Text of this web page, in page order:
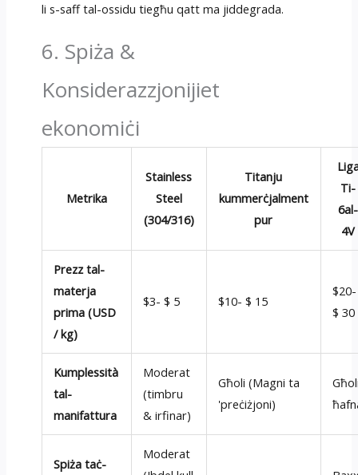
li s-saff tal-ossidu tiegħu qatt ma jiddegrada.
6. Spiża &
Konsiderazzjonijiet
ekonomiċi
Metrika
Stainless
Steel
(304/316)
Titanju
kummerċjalment
pur
Ti-
6al-
4V
Prezz tal-
materja
prima (USD
/ kg)
$3- $ 5 $10- $ 15
$20-
$ 30
Kumplessità
tal-
manifattura
Moderat
(timbru
& irfinar)
Għoli (Magni ta
'preċiżjoni)
Spiża taċ-
Moderat